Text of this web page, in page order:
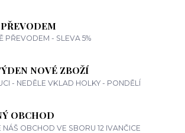
PŘEVODEM - SLEVA 5%
NOVÉ ZBOŽÍ
- NEDĚLE VKLAD HOLKY - PONDĚLÍ
OBCHOD
NÁŠ OBCHOD VE SBORU 12 IVANČICE